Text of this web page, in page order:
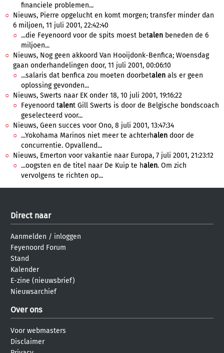
financiele problemen...
Nieuws, Pierre opgelucht en komt morgen; transfer minder dan
6 miljoen, 11 juli 2001, 22:42:40
...die Feyenoord voor de spits moest betalen beneden de 6
miljoen...
Nieuws, Nog geen akkoord Van Hooijdonk-Benfica; Woensdag
gaan onderhandelingen door, 11 juli 2001, 00:06:10
...salaris dat benfica zou moeten doorbetalen als er geen
oplossing gevonden...
Nieuws, Swerts naar EK onder 18, 10 juli 2001, 19:16:22
Feyenoord talent Gill Swerts is door de Belgische bondscoach
geselecteerd voor...
Nieuws, Geen succes voor Ono, 8 juli 2001, 13:47:34
...Yokohama Marinos niet meer te achterhalen door de
concurrentie. Opvallend...
Nieuws, Emerton voor vakantie naar Europa, 7 juli 2001, 21:23:12
...oogsten en de titel naar De Kuip te halen. Om zich
vervolgens te richten op...
Direct naar
Aanmelden / inloggen
Feyenoord Forum
Stand
Kalender
E-zine (nieuwsbrief)
Nieuwsarchief
Over ons
Voor webmasters
Disclaimer